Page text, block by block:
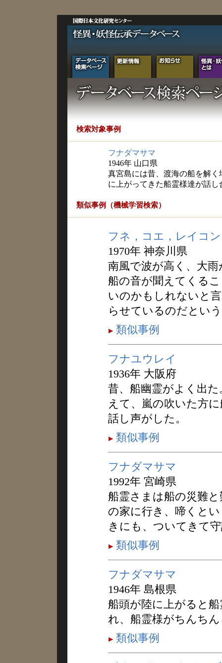
検索対象事例
フナダマサマ
1946年 山口県
真宮島には昔、渡海の船を解
に上がってきた船霊様達が話
類似事例（機械学習検索）
フネ，コエ，レイコン
1970年 神奈川県
南風で波が高く、大
船の音が聞えてくる
いのかもしれないと
らせているのだとい
類似事例
フナユウレイ
1936年 大阪府
昔、船幽霊がよく出
えて、嵐の吹いた方
話し声がした。
類似事例
フナダマサマ
1992年 宮崎県
船霊さまは船の災難
の家に行き、啼くと
きにも、ついてきて
類似事例
フナダマサマ
1946年 島根県
船頭が陸に上がると
れ、船霊様がちんち
類似事例